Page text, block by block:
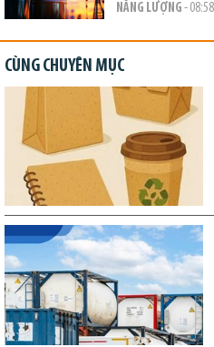
NĂNG LƯỢNG -
CÙNG CHUYÊN MỤC